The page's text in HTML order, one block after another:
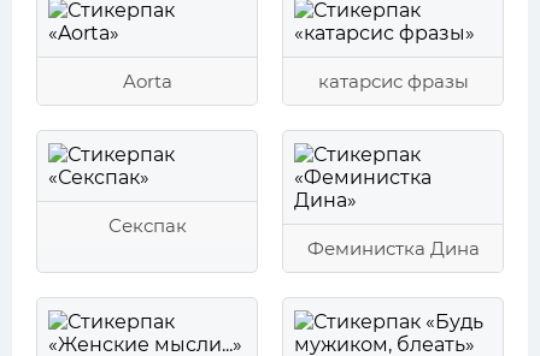
Aorta катарсис фразы
Секспак
Феминистка Дина